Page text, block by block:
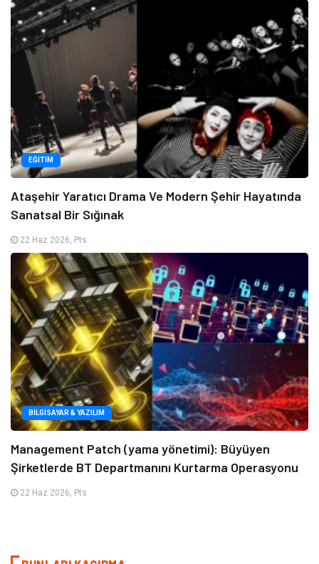
EĞITIM
Ataşehir Yaratıcı Drama Ve Modern Şehir Hayatında
Sanatsal Bir Sığınak
22 Haz 2026, Pts
BILGISAYAR & YAZILIM
Management Patch (yama yönetimi): Büyüyen
Şirketlerde BT Departmanını Kurtarma Operasyonu
22 Haz 2026, Pts